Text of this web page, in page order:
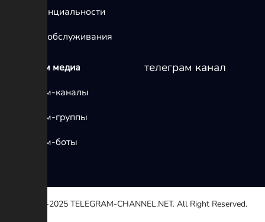
конфиденциальности
условия обслуживания
телеграм медиа
Телеграм-каналы
Телеграм-группы
Телеграм-боты
телеграм канал
© 2020-2025 TELEGRAM-CHANNEL.NET. All Right Reserved.